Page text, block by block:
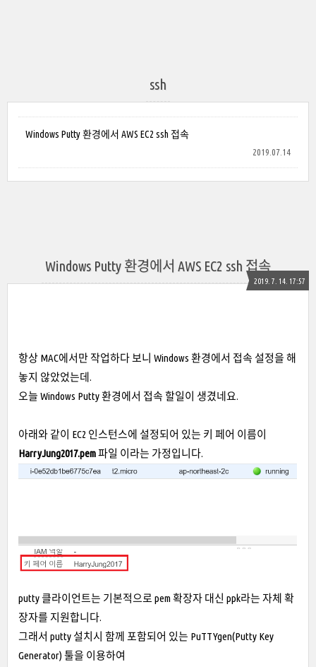
ssh
Windows Putty 환경에서 AWS EC2 ssh 접속
2019.07.14
Windows Putty 환경에서 AWS EC2 ssh 접속
2019. 7. 14. 17:57
항상 MAC에서만 작업하다 보니 Windows 환경에서 접속 설정을 해
놓지 않았었는데.
오늘 Windows Putty 환경에서 접속 할일이 생겼네요.
아래와 같이 EC2 인스턴스에 설정되어 있는 키 페어 이름이
HarryJung2017.pem파일 이라는 가정입니다.
putty 클라이언트는 기본적으로 pem 확장자 대신 ppk라는 자체 확
장자를 지원합니다.
그래서 putty 설치시 함께 포함되어 있는 PuTTYgen(Putty Key
Generator) 툴을 이용하여